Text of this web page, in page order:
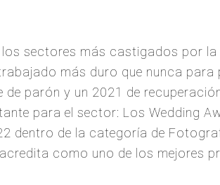
sectores más castigados por
más duro que nunca para
parón y un 2021 de
para el sector: Los Wedding
dentro de la categoría de
como uno de los mejores